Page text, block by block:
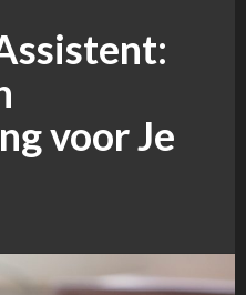
voor Je